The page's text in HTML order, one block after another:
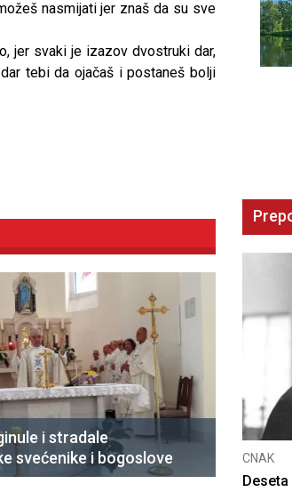
nasmijati jer znaš da su sve
jer svaki je izazov dvostruki dar,
tebi da ojačaš i postaneš bolji
i stradale
svećenike i bogoslove
Petra Čule
CNAK